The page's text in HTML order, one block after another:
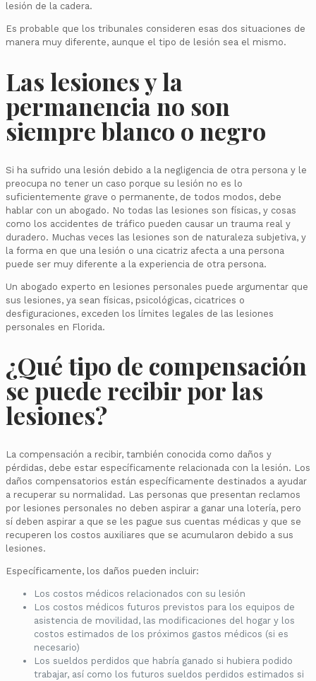
lesión de la cadera.
Es probable que los tribunales consideren esas dos situaciones de
manera muy diferente, aunque el tipo de lesión sea el mismo.
Las lesiones y la
permanencia no son
siempre blanco o negro
Si ha sufrido una lesión debido a la negligencia de otra persona y le
preocupa no tener un caso porque su lesión no es lo
suficientemente grave o permanente, de todos modos, debe
hablar con un abogado. No todas las lesiones son físicas, y cosas
como los accidentes de tráfico pueden causar un trauma real y
duradero. Muchas veces las lesiones son de naturaleza subjetiva, y
la forma en que una lesión o una cicatriz afecta a una persona
puede ser muy diferente a la experiencia de otra persona.
Un abogado experto en lesiones personales puede argumentar que
sus lesiones, ya sean físicas, psicológicas, cicatrices o
desfiguraciones, exceden los límites legales de las lesiones
personales en Florida.
¿Qué tipo de compensación
se puede recibir por las
lesiones?
La compensación a recibir, también conocida como daños y
pérdidas, debe estar específicamente relacionada con la lesión. Los
daños compensatorios están específicamente destinados a ayudar
a recuperar su normalidad. Las personas que presentan reclamos
por lesiones personales no deben aspirar a ganar una lotería, pero
sí deben aspirar a que se les pague sus cuentas médicas y que se
recuperen los costos auxiliares que se acumularon debido a sus
lesiones.
Específicamente, los daños pueden incluir:
Los costos médicos relacionados con su lesión
Los costos médicos futuros previstos para los equipos de
asistencia de movilidad, las modificaciones del hogar y los
costos estimados de los próximos gastos médicos (si es
necesario)
Los sueldos perdidos que habría ganado si hubiera podido
trabajar, así como los futuros sueldos perdidos estimados si